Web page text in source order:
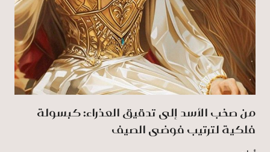
من صخب الأسد إلى تدقيق العذراء: كبسولة
فلكية لترتيب فوضى الصيف